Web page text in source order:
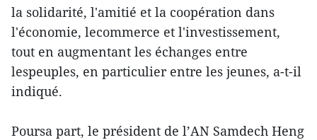
la solidarité, l'amitié et la coopération dans
l'économie, lecommerce et l'investissement,
tout en augmentant les échanges entre
lespeuples, en particulier entre les jeunes, a-t-il
indiqué.
Poursa part, le président de l’AN Samdech Heng